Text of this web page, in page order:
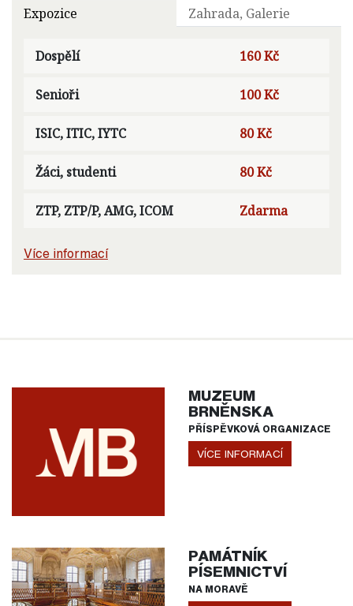
Expozice Zahrada, Galerie
Dospělí 160 Kč
Senioři 100 Kč
ISIC, ITIC, IYTC 80 Kč
Žáci, studenti 80 Kč
ZTP, ZTP/P, AMG, ICOM Zdarma
Více informací
MUZEUM
BRNĚNSKA
PŘÍSPĚVKOVÁ ORGANIZACE
VÍCE INFORMACÍ
PAMÁTNÍK
PÍSEMNICTVÍ
NA MORAVĚ